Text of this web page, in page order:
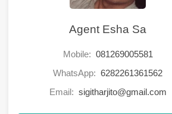
Agent Esha Sa
Mobile: 081269005581
WhatsApp: 6282261361562
Email: sigitharjito@gmail.com